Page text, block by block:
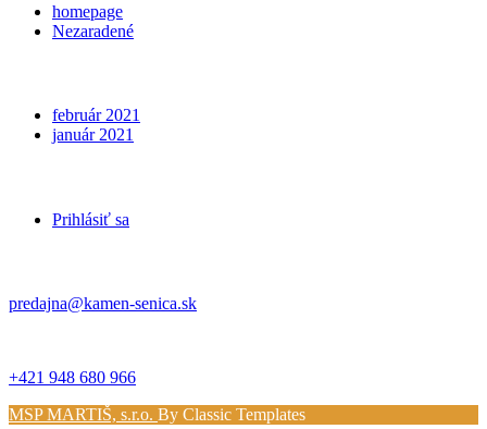
homepage
Nezaradené
február 2021
január 2021
Prihlásiť sa
predajna@kamen-senica.sk
+421 948 680 966
MSP MARTIŠ, s.r.o. By Classic Templates